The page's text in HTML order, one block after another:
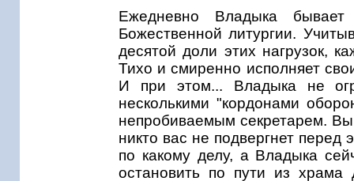
Ежедневно Владыка
Божественной литургии.
десятой доли этих нагрузок,
Тихо и смиренно исполняет
И при этом... Владыка не
несколькими "кордонами
непробиваемым секретарем.
никто вас не подвергнет перед
по какому делу, а Владыка
остановить по пути из